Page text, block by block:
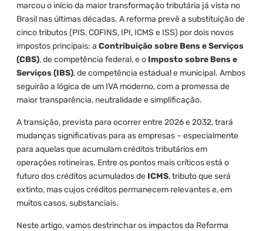
marcou o início da maior transformação tributária já vista no
Brasil nas últimas décadas. A reforma prevê a substituição de
cinco tributos (PIS, COFINS, IPI, ICMS e ISS) por dois novos
impostos principais: a Contribuição sobre Bens e Serviços
(CBS), de competência federal, e o Imposto sobre Bens e
Serviços (IBS), de competência estadual e municipal. Ambos
seguirão a lógica de um IVA moderno, com a promessa de
maior transparência, neutralidade e simplificação.
A transição, prevista para ocorrer entre 2026 e 2032, trará
mudanças significativas para as empresas – especialmente
para aquelas que acumulam créditos tributários em
operações rotineiras. Entre os pontos mais críticos está o
futuro dos créditos acumulados de ICMS, tributo que será
extinto, mas cujos créditos permanecem relevantes e, em
muitos casos, substanciais.
Neste artigo, vamos destrinchar os impactos da Reforma